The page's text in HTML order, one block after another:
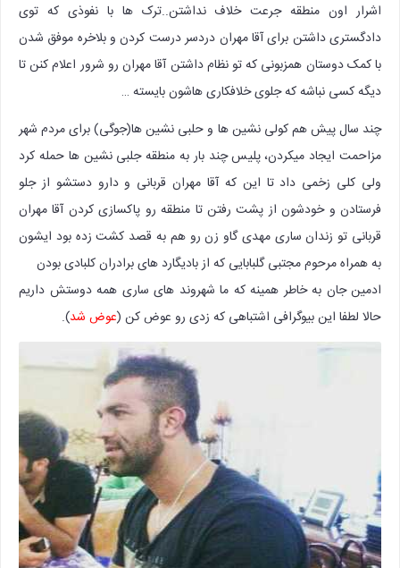
اشرار اون منطقه جرعت خلاف نداشتن..ترک ها با نفوذی که توی
دادگستری داشتن برای آقا مهران دردسر درست کردن و بلاخره موفق شدن
با کمک دوستان همزبونی که تو نظام داشتن آقا مهران رو شرور اعلام کنن تا
دیگه کسی نباشه که جلوی خلافکاری هاشون بایسته …
چند سال پیش هم کولی نشین ها و حلبی نشین ها(جوگی) برای مردم شهر
مزاحمت ایجاد میکردن، پلیس چند بار به منطقه جلبی نشین ها حمله کرد
ولی کلی زخمی داد تا این که آقا مهران قربانی و دارو دستشو از جلو
فرستادن و خودشون از پشت رفتن تا منطقه رو پاکسازی کردن آقا مهران
قربانی تو زندان ساری مهدی گاو زن رو هم به قصد کشت زده بود ایشون
به همراه مرحوم مجتبی گلبابایی که از بادیگارد های برادران کلبادی بودن
ادمین جان به خاطر همینه که ما شهروند های ساری همه دوستش داریم
حالا لطفا این بیوگرافی اشتباهی که زدی رو عوض کن (عوض شد).